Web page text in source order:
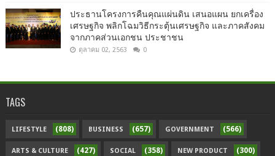
ประธานโครงการคืนคุณแผ่นดิน เสนอแผน ยกเครื่อง
เศรษฐกิจ พลิกโฉมวิธีกระตุ้นเศรษฐกิจ และภาคสังคม
จากภาคส่วนเอกชน ประชาชน
ตุลาคม 02, 2563 0
TAGS
LIFESTYLE (808) BUSINESS (657) GOVERNMENT (566)
ARTS & CULTURE (427) SOCIAL (358) NEW PRODUCT (300)